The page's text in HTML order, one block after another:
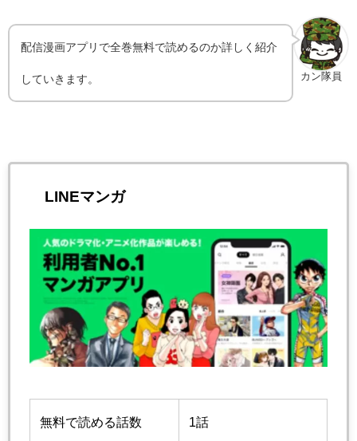
カン隊員
配信漫画アプリで全巻無料で読めるのか詳しく紹介
していきます。
LINEマンガ
無料で読める話数 1話